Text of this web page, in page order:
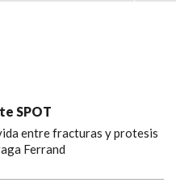
SPOT
entre fracturas y protesis
Ferrand